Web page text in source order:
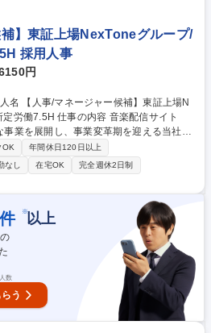
イン・管理■資料作成・撮影準備・手配・
商材】Web CM /HUBコンテンツ(制作実績
団） 募集職種 【プロデュー
プ/WEBCM/LIVE配信企画制作
補】東証上場NexToneグループ/
採用人事
円
容 音楽配信サイト
事業を展開し、事業変革期を迎える当社に
候補）として、人事企画、採用、労務、人
をお任せします。 【業務詳細】■
制度の設計、導入、運用改善■新卒、中
替えなどの労務■社内における人材や組織
実行■人事部門に所属するメンバーのマ
営層や各部門責任者との連携を密にした
がおります。 募集職種 【人事/
グループ/リモート可/所定労働7.5H
OK
年間休日120日以上
なし 在宅OK
完全週休2日制
※以上
数
う